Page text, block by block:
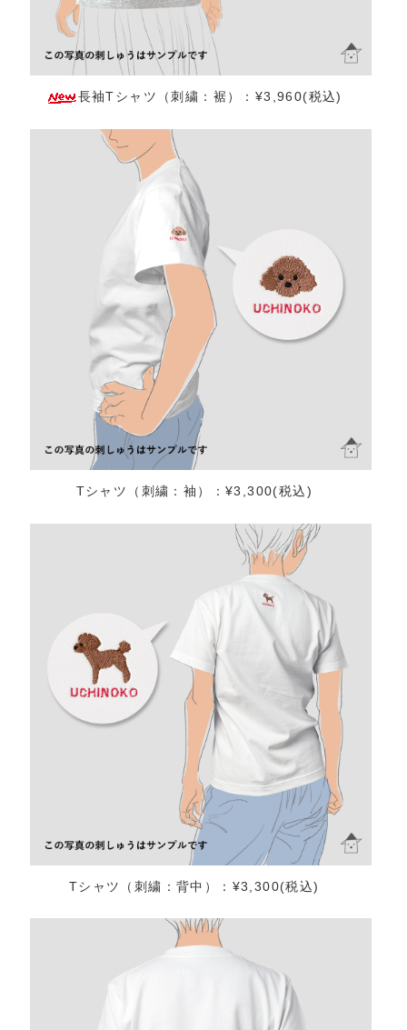
長袖Tシャツ（刺繍：裾）：¥3,960(税込)
Tシャツ（刺繍：袖）：¥3,300(税込)
Tシャツ（刺繍：背中）：¥3,300(税込)